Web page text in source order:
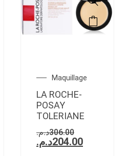
Maquillage
LA ROCHE-
POSAY
TOLERIANE
306.00د.م.
204.00د.م.